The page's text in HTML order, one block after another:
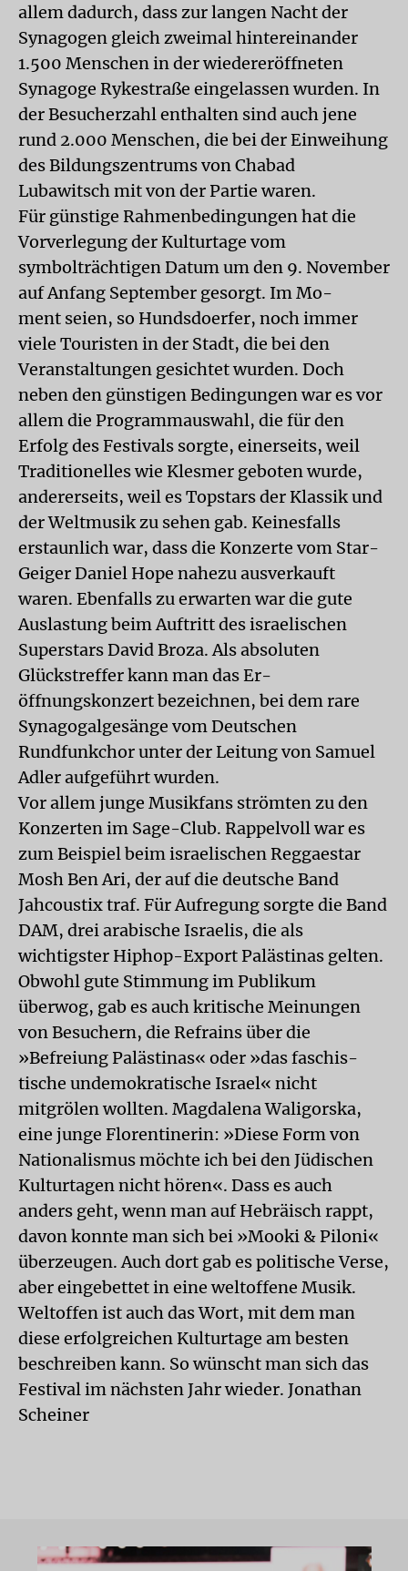
allem dadurch, dass zur langen Nacht der
Synagogen gleich zweimal hintereinander
1.500 Menschen in der wiedereröffneten
Synagoge Rykestraße eingelassen wurden. In
der Besucherzahl enthalten sind auch jene
rund 2.000 Menschen, die bei der Einweihung
des Bildungszentrums von Chabad
Lubawitsch mit von der Partie waren.
Für günstige Rahmenbedingungen hat die
Vorverlegung der Kulturtage vom
symbolträchtigen Datum um den 9. November
auf Anfang September gesorgt. Im Mo-
ment seien, so Hundsdoerfer, noch immer
viele Touristen in der Stadt, die bei den
Veranstaltungen gesichtet wurden. Doch
neben den günstigen Bedingungen war es vor
allem die Programmauswahl, die für den
Erfolg des Festivals sorgte, einerseits, weil
Traditionelles wie Klesmer geboten wurde,
andererseits, weil es Topstars der Klassik und
der Weltmusik zu sehen gab. Keinesfalls
erstaunlich war, dass die Konzerte vom Star-
Geiger Daniel Hope nahezu ausverkauft
waren. Ebenfalls zu erwarten war die gute
Auslastung beim Auftritt des israelischen
Superstars David Broza. Als absoluten
Glückstreffer kann man das Er-
öffnungskonzert bezeichnen, bei dem rare
Synagogalgesänge vom Deutschen
Rundfunkchor unter der Leitung von Samuel
Adler aufgeführt wurden.
Vor allem junge Musikfans strömten zu den
Konzerten im Sage-Club. Rappelvoll war es
zum Beispiel beim israelischen Reggaestar
Mosh Ben Ari, der auf die deutsche Band
Jahcoustix traf. Für Aufregung sorgte die Band
DAM, drei arabische Israelis, die als
wichtigster Hiphop-Export Palästinas gelten.
Obwohl gute Stimmung im Publikum
überwog, gab es auch kritische Meinungen
von Besuchern, die Refrains über die
»Befreiung Palästinas« oder »das faschis-
tische undemokratische Israel« nicht
mitgrölen wollten. Magdalena Waligorska,
eine junge Florentinerin: »Diese Form von
Nationalismus möchte ich bei den Jüdischen
Kulturtagen nicht hören«. Dass es auch
anders geht, wenn man auf Hebräisch rappt,
davon konnte man sich bei »Mooki & Piloni«
überzeugen. Auch dort gab es politische Verse,
aber eingebettet in eine weltoffene Musik.
Weltoffen ist auch das Wort, mit dem man
diese erfolgreichen Kulturtage am besten
beschreiben kann. So wünscht man sich das
Festival im nächsten Jahr wieder. Jonathan
Scheiner